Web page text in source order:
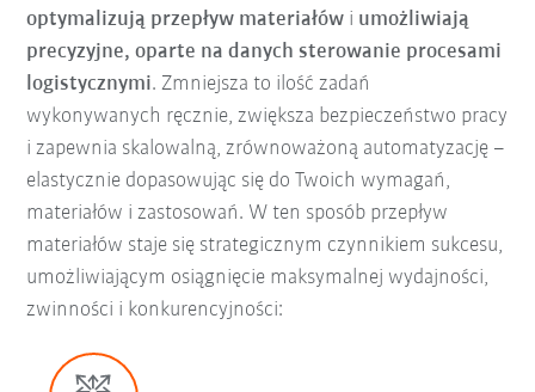
optymalizują przepływ materiałów i umożliwiają
precyzyjne, oparte na danych sterowanie procesami
logistycznymi. Zmniejsza to ilość zadań
wykonywanych ręcznie, zwiększa bezpieczeństwo pracy
i zapewnia skalowalną, zrównoważoną automatyzację –
elastycznie dopasowując się do Twoich wymagań,
materiałów i zastosowań. W ten sposób przepływ
materiałów staje się strategicznym czynnikiem sukcesu,
umożliwiającym osiągnięcie maksymalnej wydajności,
zwinności i konkurencyjności: